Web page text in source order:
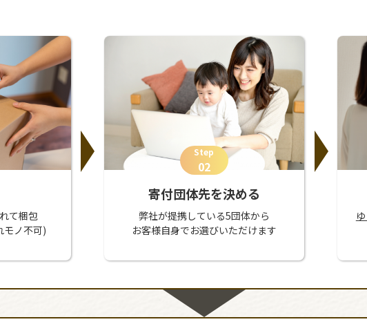
て梱包
モノ不可)
Step
02
寄付団体先を決める
弊社が提携している5団体から
お客様自身でお選びいただけます